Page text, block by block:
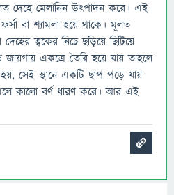
দেহে মেলানিন উৎপাদন করে। এই
বা শ্যামলা হয়ে থাকে। মূলত
ত্বকের নিচে ছড়িয়ে ছিটিয়ে
একত্রে তৈরি হয়ে যায় তাহলে
সেই স্থানে একটি ছাপ পড়ে যায়
এলে কালো বর্ণ ধারণ করে। আর এই